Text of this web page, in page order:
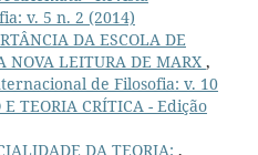
v. 5 n. 2 (2014)
DA ESCOLA DE
NOVA LEITURA DE MARX ,
de Filosofia: v. 10
TEORIA CRÍTICA - Edição
DA TEORIA: ,